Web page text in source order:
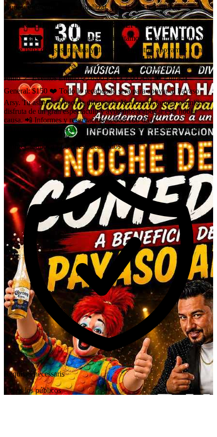
Aquest esdeveniment ha finalitzat. Gràcies pel teu interès!
❤️🎭 NOCHE DE COMEDIA A BENEFICIO DEL PAYASO
ARSY 🎭❤️ Amigos y amigas, los invitamos a disfrutar de una gran
noche llena de risas, música y diversión, mientras apoyamos a un
gran amigo y artista de nuestra comunidad. 🤡 Botoncito Show 😂
Balu Show 🎤 Jorge Casanova 🎶 Los Tres Cucarachos 📅 30 de
Junio 📍 Eventos Emilio 🕗 8:00 PM a 2:00 AM 🎟️ Entrada
General: $150 ❤️ Todo lo recaudado será para apoyar al Payaso
Arsy. Tu asistencia hace la diferencia. Ven con tu familia y amigos,
disfruta de un gran espectáculo y ayúdanos a apoyar esta noble
causa. 📲 Informes y reservaciones: 866 100 6516
#ApoyemosAlPayasoArsy #EventosEmilio #NocheDeComedia
#SanBuenaventura #Coahuila #BotoncitoShow #BaluShow
#JorgeCasanova #LosTresCucarachos
Requisits necessaris
Todos los públicos